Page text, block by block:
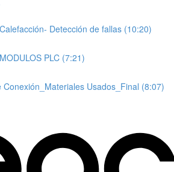
Detección de fallas (10:20)
PLC (7:21)
Conexión_Materiales Usados_Final (8:07)